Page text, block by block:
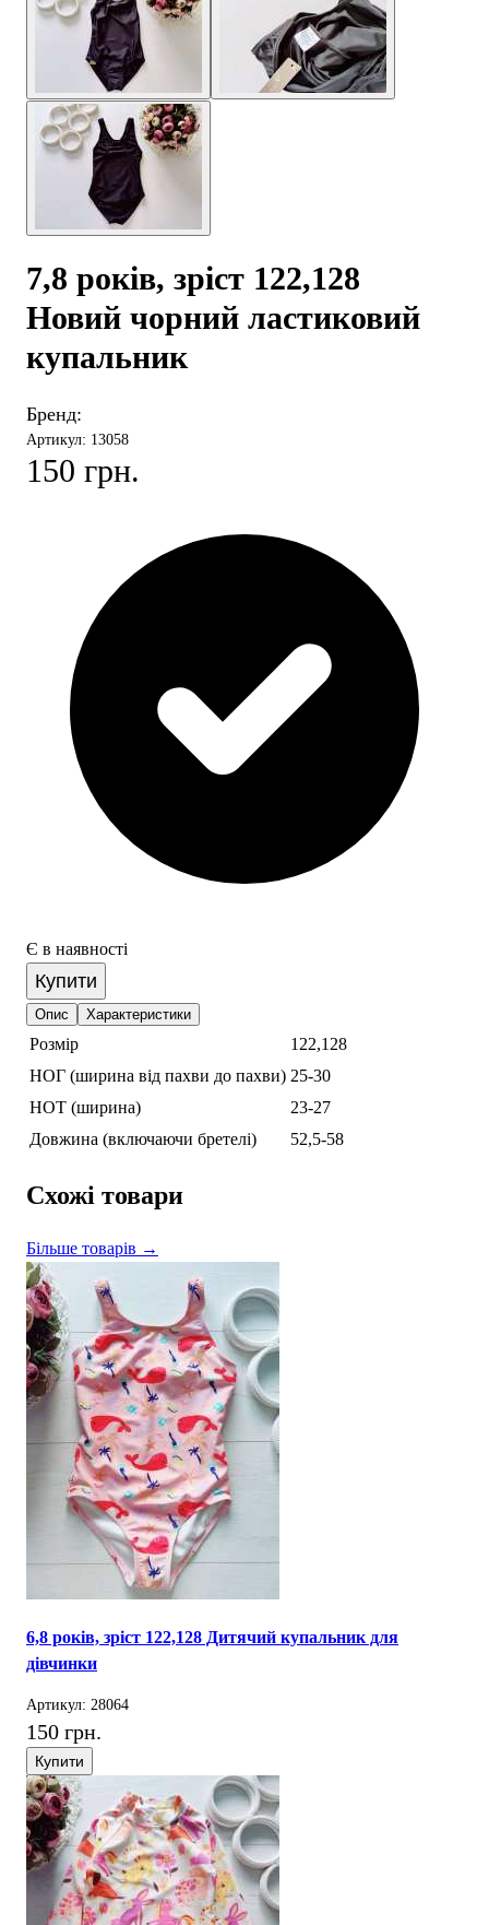
7,8 років, зріст 122,128
Новий чорний ластиковий
купальник
Бренд:
Артикул: 13058
150 грн.
Є в наявності
Купити
Опис Характеристики
Розмір
122,128
НОГ (ширина від пахви до пахви) 25-30
НОТ (ширина)
23-27
Довжина (включаючи бретелі)
52,5-58
Схожі товари
Більше товарів →
6,8 років, зріст 122,128 Дитячий купальник для
дівчинки
Артикул: 28064
150 грн.
Купити